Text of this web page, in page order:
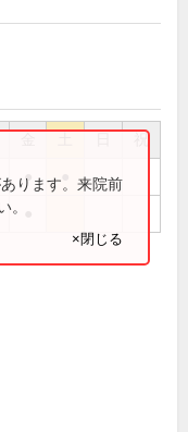
祝
●
ります。来院前
。
×閉じる